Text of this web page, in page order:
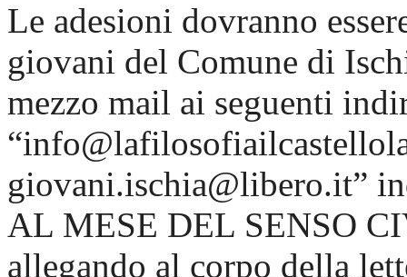
Le adesioni dovranno
giovani del Comune di
mezzo mail ai seguenti
giovani.ischia@libero.it”
AL MESE DEL SENSO
allegando al corpo della